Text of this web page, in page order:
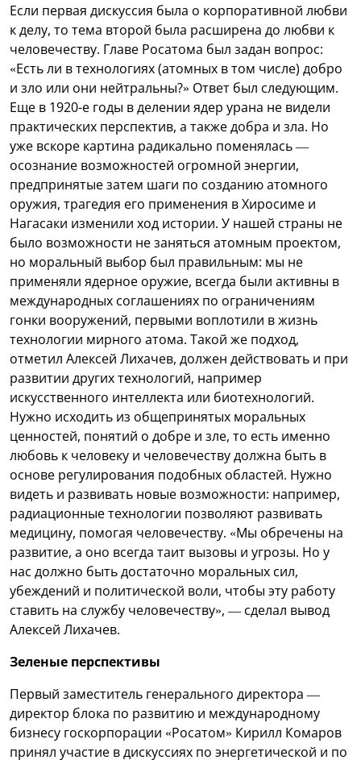
Если первая дискуссия была о корпоративной любви
к делу, то тема второй была расширена до любви к
человечеству. Главе Росатома был задан вопрос:
«Есть ли в технологиях (атомных в том числе) добро
и зло или они нейтральны?» Ответ был следующим.
Еще в 1920-е годы в делении ядер урана не видели
практических перспектив, а также добра и зла. Но
уже вскоре картина радикально поменялась —
осознание возможностей огромной энергии,
предпринятые затем шаги по созданию атомного
оружия, трагедия его применения в Хиросиме и
Нагасаки изменили ход истории. У нашей страны не
было возможности не заняться атомным проектом,
но моральный выбор был правильным: мы не
применяли ядерное оружие, всегда были активны в
международных соглашениях по ограничениям
гонки вооружений, первыми воплотили в жизнь
технологии мирного атома. Такой же подход,
отметил Алексей Лихачев, должен действовать и при
развитии других технологий, например
искусственного интеллекта или биотехнологий.
Нужно исходить из общепринятых моральных
ценностей, понятий о добре и зле, то есть именно
любовь к человеку и человечеству должна быть в
основе регулирования подобных областей. Нужно
видеть и развивать новые возможности: например,
радиационные технологии позволяют развивать
медицину, помогая человечеству. «Мы обречены на
развитие, а оно всегда таит вызовы и угрозы. Но у
нас должно быть достаточно моральных сил,
убеждений и политической воли, чтобы эту работу
ставить на службу человечеству», — сделал вывод
Алексей Лихачев.
Зеленые перспективы
Первый заместитель генерального директора —
директор блока по развитию и международному
бизнесу госкорпорации «Росатом» Кирилл Комаров
принял участие в дискуссиях по энергетической и по